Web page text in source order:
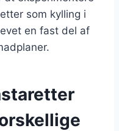
som kylling i
en fast del af